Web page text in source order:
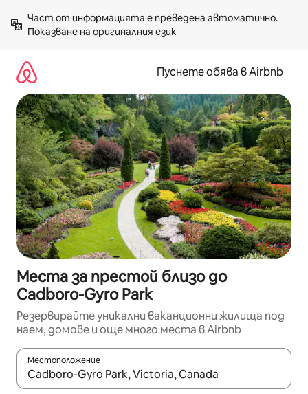
към
съдържанието
Показване на оригиналния език
Пуснете обява в Airbnb
Места за престой близо до
Cadboro-Gyro Park
Резервирайте уникални ваканционни жилища под
наем, домове и още много места в Airbnb
Местоположение
Когато резултатите се покажат, използвайте